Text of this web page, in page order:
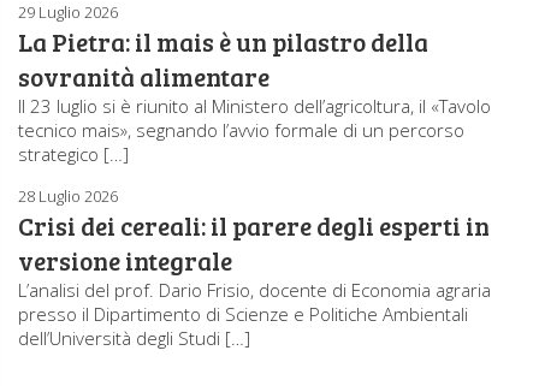
29 Luglio 2026
La Pietra: il mais è un pilastro della
sovranità alimentare
Il 23 luglio si è riunito al Ministero dell’agricoltura, il «Tavolo
tecnico mais», segnando l’avvio formale di un percorso
strategico […]
28 Luglio 2026
Crisi dei cereali: il parere degli esperti in
versione integrale
L’analisi del prof. Dario Frisio, docente di Economia agraria
presso il Dipartimento di Scienze e Politiche Ambientali
dell’Università degli Studi […]